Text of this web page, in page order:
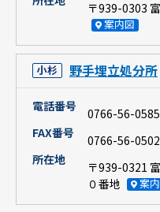
〒939-0303
案内図
小杉 野手埋立処分所
電話番号
0766-56-0585
FAX番号
0766-56-0502
所在地
〒939-0321
０番地
案